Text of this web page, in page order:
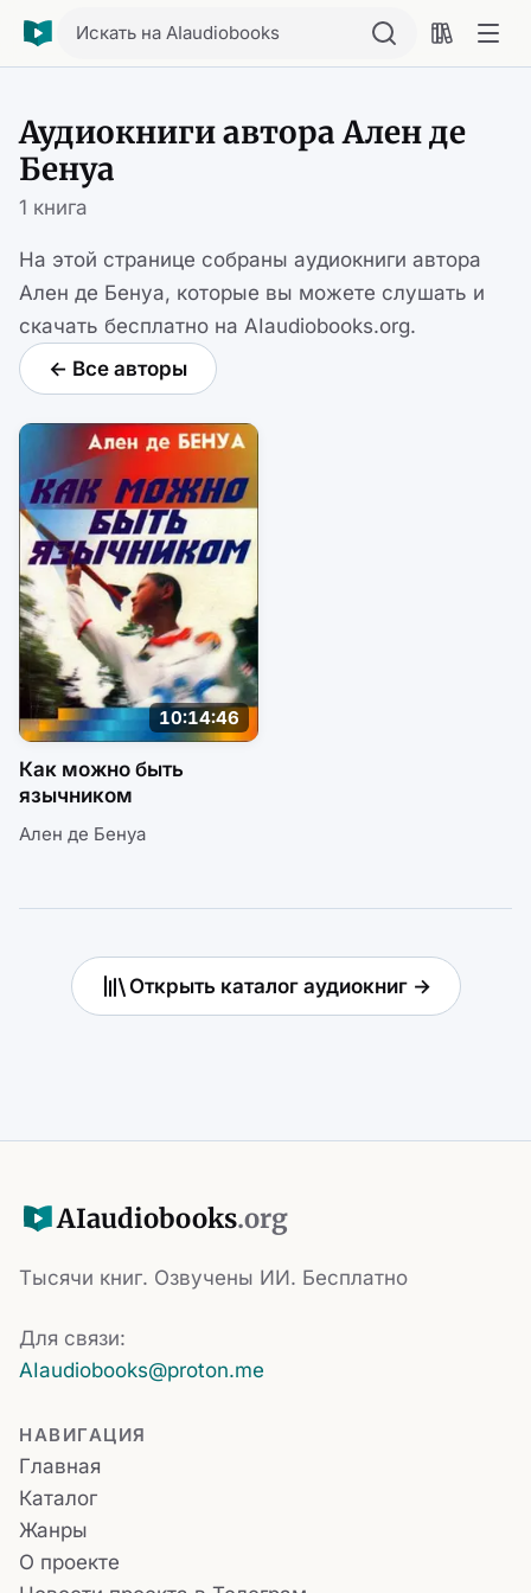
Искать на AIaudiobooks
Аудиокниги автора Ален де
Бенуа
1 книга
На этой странице собраны аудиокниги автора
Ален де Бенуа, которые вы можете слушать и
скачать бесплатно на AIaudiobooks.org.
← Все авторы
10:14:46
Как можно быть
язычником
Ален де Бенуа
Открыть каталог аудиокниг →
AIaudiobooks.org
Тысячи книг. Озвучены ИИ. Бесплатно
Для связи:
AIaudiobooks@proton.me
НАВИГАЦИЯ
Главная
Каталог
Жанры
О проекте